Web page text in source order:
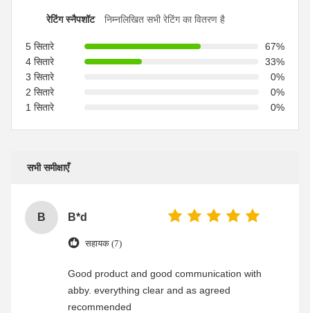
रेटिंग स्नैपशॉट निम्नलिखित सभी रेटिंग का वितरण है
5 सितारे
67%
4 सितारे
33%
3 सितारे
0%
2 सितारे
0%
1 सितारे
0%
सभी समीक्षाएँ
B B*d
सहायक (7)
Good product and good communication with
abby. everything clear and as agreed
recommended